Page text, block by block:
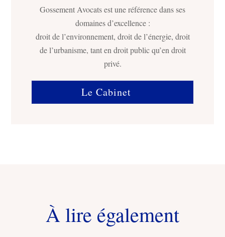
Gossement Avocats est une référence dans ses
domaines d’excellence :
droit de l’environnement, droit de l’énergie, droit
de l’urbanisme, tant en droit public qu’en droit
privé.
Le Cabinet
À lire également